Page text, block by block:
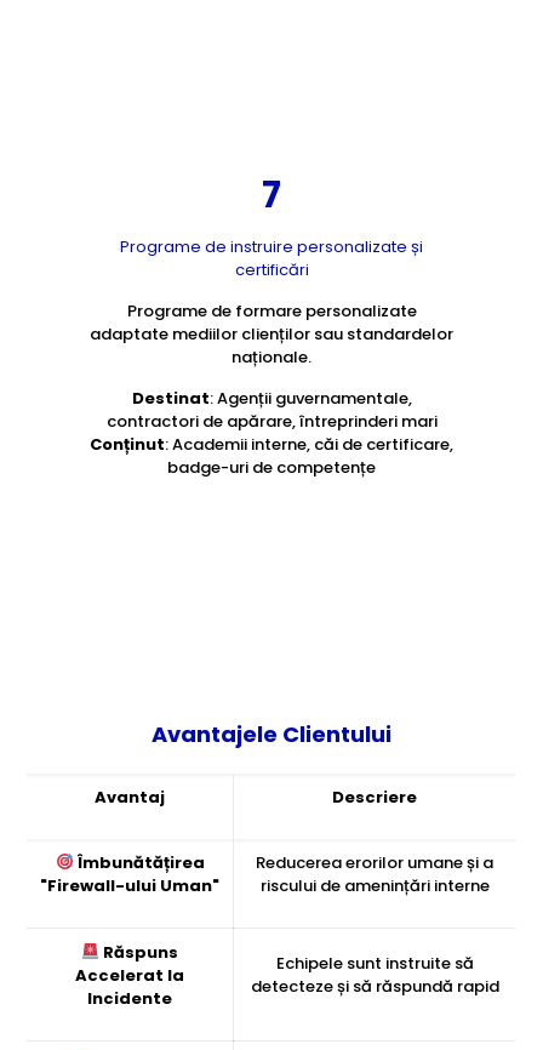
7
Programe de instruire personalizate și
certificări
Programe de formare personalizate
adaptate mediilor clienților sau standardelor
naționale.
Destinat: Agenții guvernamentale,
contractori de apărare, întreprinderi mari
Conținut: Academii interne, căi de certificare,
badge-uri de competențe
Avantajele Clientului
Avantaj Descriere
Îmbunătățirea
"Firewall-ului Uman"
Reducerea erorilor umane și a
riscului de amenințări interne
Răspuns
Accelerat la
Incidente
Echipele sunt instruite să
detecteze și să răspundă rapid